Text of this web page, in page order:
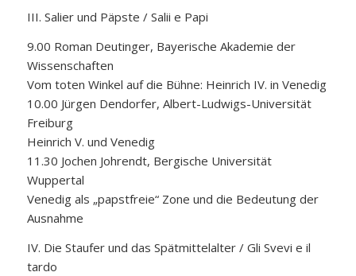
III. Salier und Päpste / Salii e Papi
9.00 Roman Deutinger, Bayerische Akademie der
Wissenschaften
Vom toten Winkel auf die Bühne: Heinrich IV. in Venedig
10.00 Jürgen Dendorfer, Albert-Ludwigs-Universität
Freiburg
Heinrich V. und Venedig
11.30 Jochen Johrendt, Bergische Universität
Wuppertal
Venedig als „papstfreie“ Zone und die Bedeutung der
Ausnahme
IV. Die Staufer und das Spätmittelalter / Gli Svevi e il
tardo